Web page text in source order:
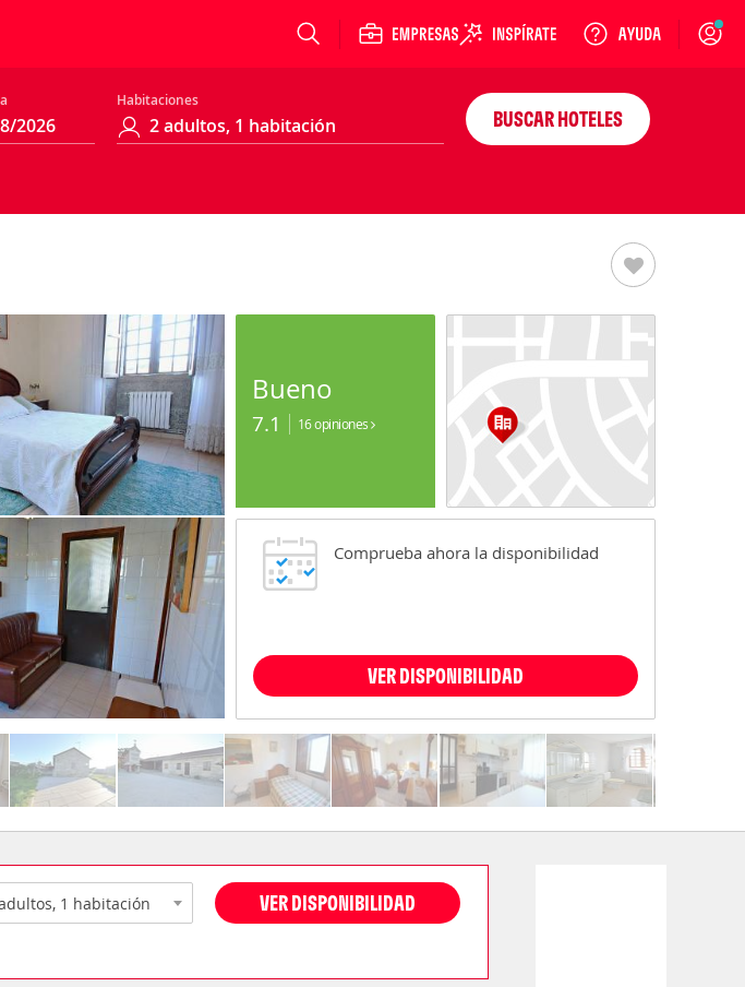
Login
Habitaciones
BUSCAR HOTELES
Bueno
7.1 16 opiniones
Comprueba ahora la disponibilidad
VER DISPONIBILIDAD
VER DISPONIBILIDAD